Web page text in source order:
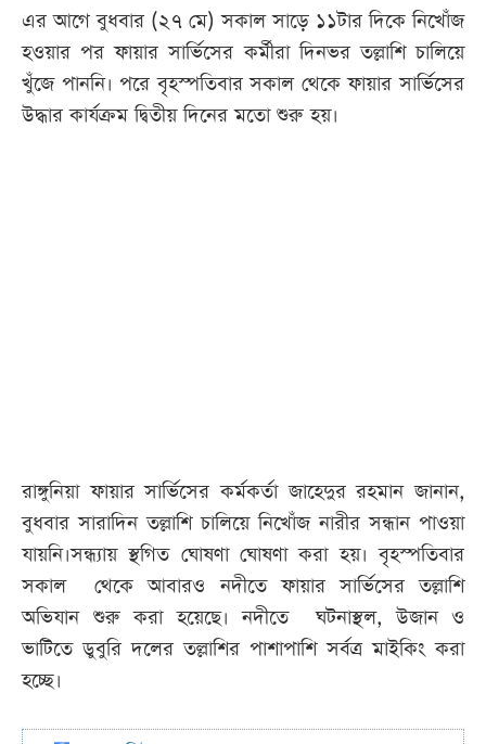
এর আগে বুধবার (২৭ মে) সকাল সাড়ে ১১টার দিকে নিখোঁজ
হওয়ার পর ফায়ার সার্ভিসের কর্মীরা দিনভর তল্লাশি চালিয়ে
খুঁজে পাননি। পরে বৃহস্পতিবার সকাল থেকে ফায়ার সার্ভিসের
উদ্ধার কার্যক্রম দ্বিতীয় দিনের মতো শুরু হয়।
রাঙ্গুনিয়া ফায়ার সার্ভিসের কর্মকর্তা জাহেদুর রহমান জানান,
বুধবার সারাদিন তল্লাশি চালিয়ে নিখোঁজ নারীর সন্ধান পাওয়া
যায়নি।সন্ধ্যায় স্থগিত ঘোষণা ঘোষণা করা হয়। বৃহস্পতিবার
সকাল থেকে আবারও নদীতে ফায়ার সার্ভিসের তল্লাশি
অভিযান শুরু করা হয়েছে। নদীতে ঘটনাস্থল, উজান ও
ভাটিতে ডুবুরি দলের তল্লাশির পাশাপাশি সর্বত্র মাইকিং করা
হচ্ছে।